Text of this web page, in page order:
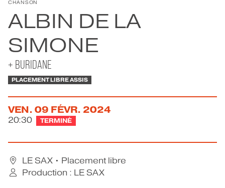
CHANSON
ALBIN DE LA
SIMONE
+ BURIDANE
PLACEMENT LIBRE ASSIS
VEN. 09 FÉVR. 2024
20:30 TERMINÉ
LE SAX • Placement libre
Production : LE SAX
CONTACT